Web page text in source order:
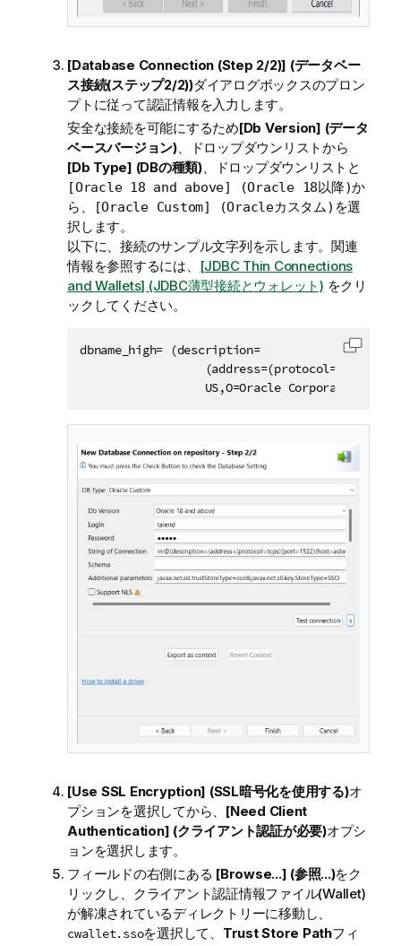
[Database Connection (Step 2/2)] (データベー
ス接続(ステップ2/2))ダイアログボックスのプロン
プトに従って認証情報を入力します。
安全な接続を可能にするため[Db Version] (データ
ベースバージョン)、ドロップダウンリストから
[Db Type] (DBの種類)、ドロップダウンリストと
[Oracle 18 and above] (Oracle 18以降)か
ら、
[Oracle Custom] (Oracleカスタム) を選
択します。
以下に、接続のサンプル文字列を示します。関連
情報を参照するには、
[JDBC Thin Connections
and Wallets] (JDBC薄型接続とウォレット) をクリ
ックしてください。
dbname_high= (description=
US,O=Oracle
コード
[Use SSL Encryption] (SSL暗号化を使用する)オ
プションを選択してから、 [Need Client
Authentication] (クライアント認証が必要)オプシ
ョンを選択します。
フィールドの右側にある [Browse...] (参照...)をク
リックし、クライアント認証情報ファイル(Wallet)
が解凍されているディレクトリーに移動し、
cwallet.ssoを選択して、 Trust Store Pathフィ